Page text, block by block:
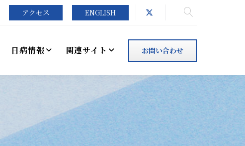
アクセス ENGLISH
お問い合わせ
日病情報 関連サイト